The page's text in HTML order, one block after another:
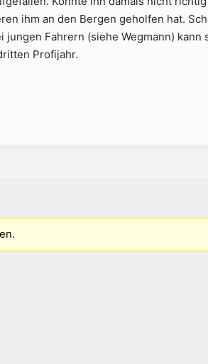
ihm an den Bergen geholfen hat.
Fahrern (siehe Wegmann) kann
Profijahr.